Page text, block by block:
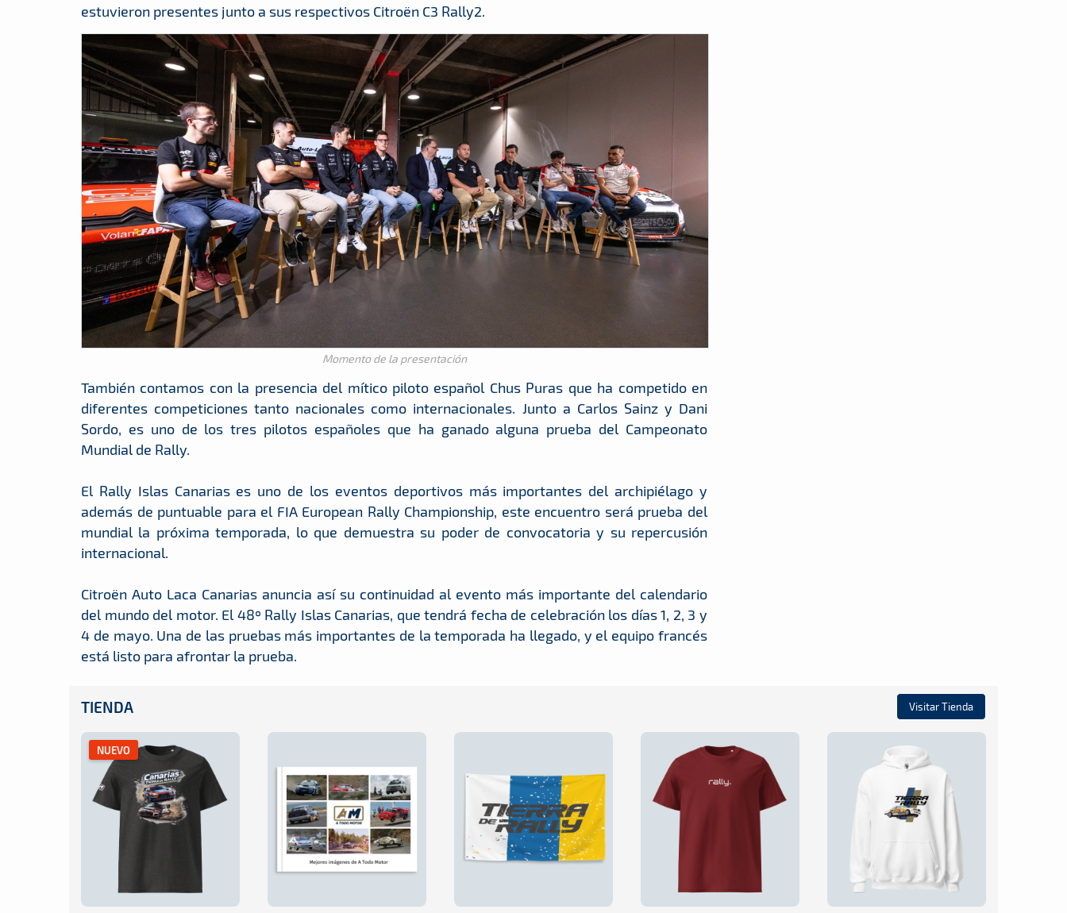
estuvieron presentes junto a sus respectivos Citroën C3 Rally2.
Momento de la presentación
También contamos con la presencia del mítico piloto español Chus Puras que ha competido en
diferentes competiciones tanto nacionales como internacionales. Junto a Carlos Sainz y Dani
Sordo, es uno de los tres pilotos españoles que ha ganado alguna prueba del Campeonato
Mundial de Rally.
El Rally Islas Canarias es uno de los eventos deportivos más importantes del archipiélago y
además de puntuable para el FIA European Rally Championship, este encuentro será prueba del
mundial la próxima temporada, lo que demuestra su poder de convocatoria y su repercusión
internacional.
Citroën Auto Laca Canarias anuncia así su continuidad al evento más importante del calendario
del mundo del motor. El 48º Rally Islas Canarias, que tendrá fecha de celebración los días 1, 2, 3 y
4 de mayo. Una de las pruebas más importantes de la temporada ha llegado, y el equipo francés
está listo para afrontar la prueba.
TIENDA Visitar Tienda
NUEVO